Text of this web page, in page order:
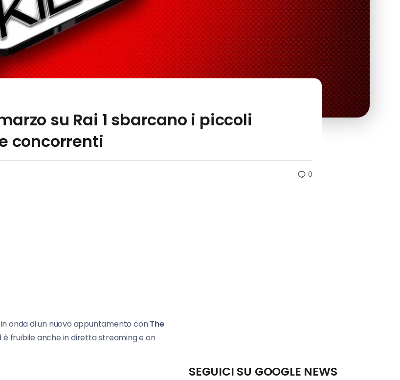
su Rai 1 sbarcano i piccoli
concorrenti
0
onda di un nuovo appuntamento conThe
è fruibile anche in diretta streaming e on
SEGUICI SU GOOGLE NEWS